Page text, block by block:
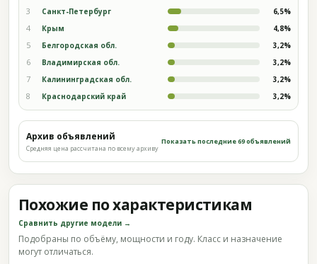
3 Санкт-Петербург 6,5%
4 Крым 4,8%
5 Белгородская обл. 3,2%
6 Владимирская обл. 3,2%
7 Калининградская обл. 3,2%
8 Краснодарский край 3,2%
Архив объявлений
Средняя цена рассчитана по всему архиву
Показать последние 69 объявлений
Похожие по характеристикам
Сравнить другие модели →
Подобраны по объёму, мощности и году. Класс и назначение
могут отличаться.